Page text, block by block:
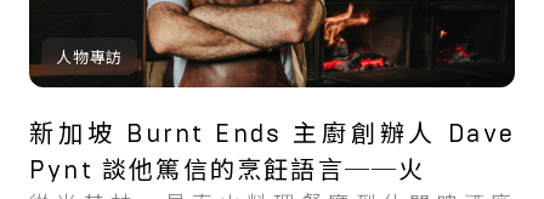
人物專訪
新加坡 Burnt Ends 主廚創辦人 Dave
Pynt 談他篤信的烹飪語言──火